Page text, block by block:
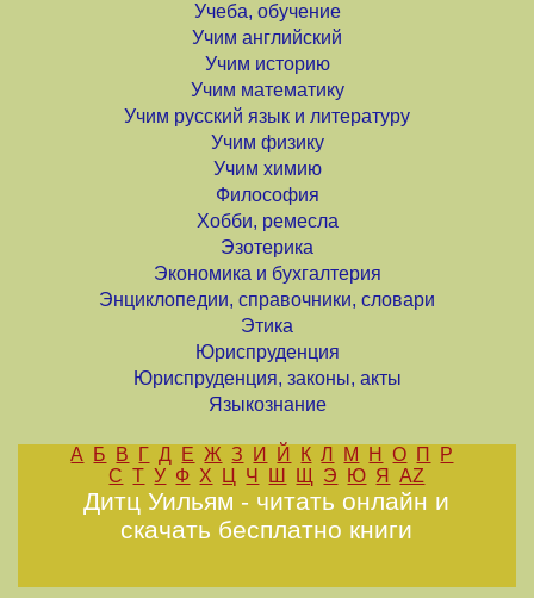
Учеба, обучение
Учим английский
Учим историю
Учим математику
Учим русский язык и литературу
Учим физику
Учим химию
Философия
Хобби, ремесла
Эзотерика
Экономика и бухгалтерия
Энциклопедии, справочники, словари
Этика
Юриспруденция
Юриспруденция, законы, акты
Языкознание
А Б В Г Д Е Ж З И Й К Л М Н О П
Р
С Т У Ф Х Ц Ч Ш Щ Э Ю Я AZ
Дитц Уильям - читать онлайн и
скачать бесплатно книги